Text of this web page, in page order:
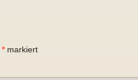
*markiert